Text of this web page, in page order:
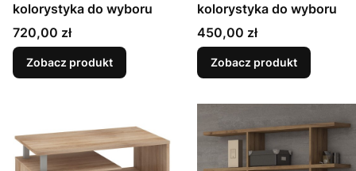
kolorystyka do wyboru
Cena
720,00 zł
Zobacz produkt
kolorystyka do wyboru
Cena
450,00 zł
Zobacz produkt